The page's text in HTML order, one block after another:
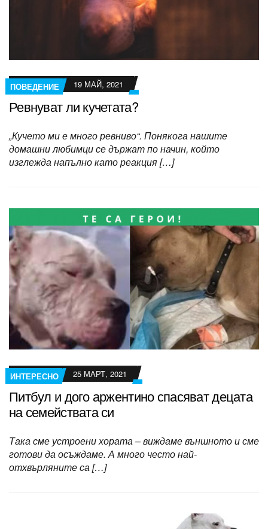
ПОВЕДЕНИЕ 19 МАЙ, 2021
Ревнуват ли кучетата?
„Кучето ми е много ревниво“. Понякога нашите
домашни любимци се държат по начин, който
изглежда напълно като реакция […]
ИНТЕРЕСНО 25 МАРТ, 2021
Питбул и дого аржентино спасяват децата
на семействата си
Така сме устроени хората – виждаме външното и сме
готови да осъждаме. А много често най-
отхвърляните са […]